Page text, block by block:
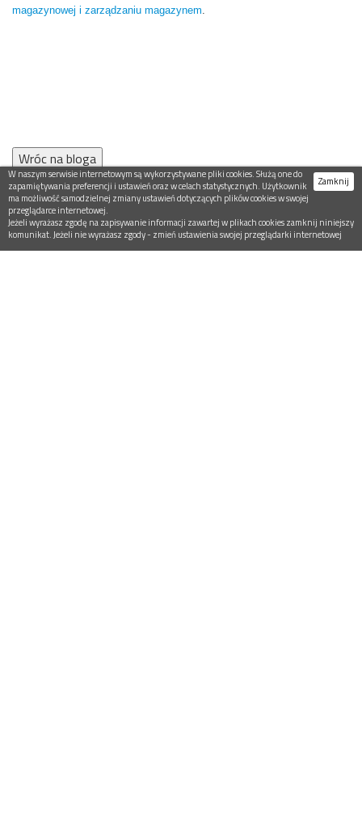
magazynowej i zarządzaniu magazynem.
Wróc na bloga
Zamknij
W naszym serwisie internetowym są wykorzystywane pliki cookies. Służą one do
zapamiętywania preferencji i ustawień oraz w celach statystycznych. Użytkownik
ma możliwość samodzielnej zmiany ustawień dotyczących plików cookies w swojej
przeglądarce internetowej.
Jeżeli wyrażasz zgodę na zapisywanie informacji zawartej w plikach cookies zamknij niniejszy
komunikat. Jeżeli nie wyrażasz zgody - zmień ustawienia swojej przeglądarki internetowej